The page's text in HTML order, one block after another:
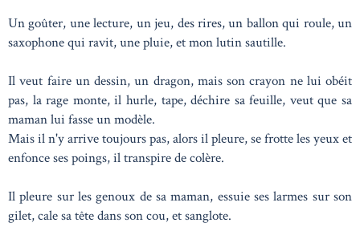
Un goûter, une lecture, un jeu, des rires, un ballon qui roule, un
saxophone qui ravit, une pluie, et mon lutin sautille.
Il veut faire un dessin, un dragon, mais son crayon ne lui obéit
pas, la rage monte, il hurle, tape, déchire sa feuille, veut que sa
maman lui fasse un modèle.
Mais il n'y arrive toujours pas, alors il pleure, se frotte les yeux et
enfonce ses poings, il transpire de colère.
Il pleure sur les genoux de sa maman, essuie ses larmes sur son
gilet, cale sa tête dans son cou, et sanglote.